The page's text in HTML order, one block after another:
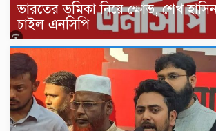
ভারতের ভূমিকা নিয়ে ক্ষোভ, শেখ
চাইল এনসিপি